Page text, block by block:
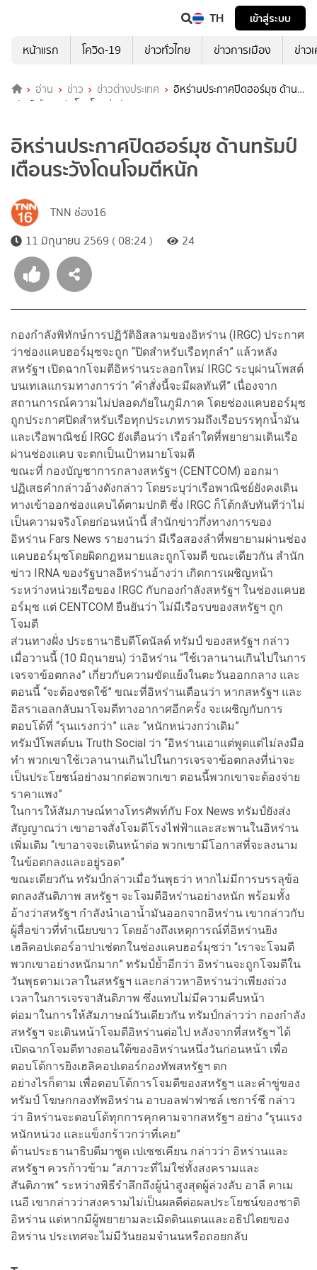
TH
เข้าสู่ระบบ
หน้าแรก
โควิด-19 ข่าวทั่วไทย ข่าวการเมือง ข่าว
อ่าน ข่าว ข่าวต่างประเทศ
อิหร่านประกาศปิดฮอร์มุซ ด้าน
ทรัมป์เตือนระวังโดนโจมตีหนัก
อิหร่านประกาศปิดฮอร์มุซ ด้านทรัมป์
เตือนระวังโดนโจมตีหนัก
TNN ช่อง16
11 มิถุนายน 2569 ( 08:24 )
24
กองกำลังพิทักษ์การปฏิวัติอิสลามของอิหร่าน (IRGC) ประกาศ
ว่าช่องแคบฮอร์มุซจะถูก “ปิดสำหรับเรือทุกลำ” แล้วหลัง
สหรัฐฯ เปิดฉากโจมตีอิหร่านระลอกใหม่ IRGC ระบุผ่านโพสต์
บนเทเลแกรมทางการว่า “คำสั่งนี้จะมีผลทันที” เนื่องจาก
สถานการณ์ความไม่ปลอดภัยในภูมิภาค โดยช่องแคบฮอร์มุซ
ถูกประกาศปิดสำหรับเรือทุกประเภทรวมถึงเรือบรรทุกน้ำมัน
และเรือพาณิชย์ IRGC ยังเตือนว่า เรือลำใดที่พยายามเดินเรือ
ผ่านช่องแคบ จะตกเป็นเป้าหมายโจมตี
ขณะที่ กองบัญชาการกลางสหรัฐฯ (CENTCOM) ออกมา
ปฏิเสธคำกล่าวอ้างดังกล่าว โดยระบุว่าเรือพาณิชย์ยังคงเดิน
ทางเข้าออกช่องแคบได้ตามปกติ ซึ่ง IRGC ก็โต้กลับทันทีว่าไม่
เป็นความจริงโดยก่อนหน้านี้ สำนักข่าวกึ่งทางการของ
อิหร่าน Fars News รายงานว่า มีเรือสองลำที่พยายามผ่านช่อง
แคบฮอร์มุซโดยผิดกฎหมายและถูกโจมตี ขณะเดียวกัน สำนัก
ข่าว IRNA ของรัฐบาลอิหร่านอ้างว่า เกิดการเผชิญหน้า
ระหว่างหน่วยเรือของ IRGC กับกองกำลังสหรัฐฯ ในช่องแคบฮ
อร์มุซ แต่ CENTCOM ยืนยันว่า ไม่มีเรือรบของสหรัฐฯ ถูก
โจมตี
ส่วนทางฝั่ง ประธานาธิบดีโดนัลด์ ทรัมป์ ของสหรัฐฯ กล่าว
เมื่อวานนี้ (10 มิถุนายน) ว่าอิหร่าน “ใช้เวลานานเกินไปในการ
เจรจาข้อตกลง” เกี่ยวกับความขัดแย้งในตะวันออกกลาง และ
ตอนนี้ “จะต้องชดใช้” ขณะที่อิหร่านเตือนว่า หากสหรัฐฯ และ
อิสราเอลกลับมาโจมตีทางอากาศอีกครั้ง จะเผชิญกับการ
ตอบโต้ที่ “รุนแรงกว่า” และ “หนักหน่วงกว่าเดิม”
ทรัมป์โพสต์บน Truth Social ว่า “อิหร่านเอาแต่พูดแต่ไม่ลงมือ
ทำ พวกเขาใช้เวลานานเกินไปในการเจรจาข้อตกลงที่น่าจะ
เป็นประโยชน์อย่างมากต่อพวกเขา ตอนนี้พวกเขาจะต้องจ่าย
ราคาแพง”
ในการให้สัมภาษณ์ทางโทรศัพท์กับ Fox News ทรัมป์ยังส่ง
สัญญาณว่า เขาอาจสั่งโจมตีโรงไฟฟ้าและสะพานในอิหร่าน
เพิ่มเติม “เขาอาจจะเดินหน้าต่อ พวกเขามีโอกาสที่จะลงนาม
ในข้อตกลงและอยู่รอด”
ขณะเดียวกัน ทรัมป์กล่าวเมื่อวันพุธว่า หากไม่มีการบรรลุข้อ
ตกลงสันติภาพ สหรัฐฯ จะโจมตีอิหร่านอย่างหนัก พร้อมทั้ง
อ้างว่าสหรัฐฯ กำลังนำเอาน้ำมันออกจากอิหร่าน เขากล่าวกับ
ผู้สื่อข่าวที่ทำเนียบขาว โดยอ้างถึงเหตุการณ์ที่อิหร่านยิง
เฮลิคอปเตอร์อาปาเช่ตกในช่องแคบฮอร์มุซว่า “เราจะโจมตี
พวกเขาอย่างหนักมาก” ทรัมป์ย้ำอีกว่า อิหร่านจะถูกโจมตีใน
วันพุธตามเวลาในสหรัฐฯ และกล่าวหาอิหร่านว่าเพียงถ่วง
เวลาในการเจรจาสันติภาพ ซึ่งแทบไม่มีความคืบหน้า
ต่อมาในการให้สัมภาษณ์วันเดียวกัน ทรัมป์กล่าวว่า กองกำลัง
สหรัฐฯ จะเดินหน้าโจมตีอิหร่านต่อไป หลังจากที่สหรัฐฯ ได้
เปิดฉากโจมตีทางตอนใต้ของอิหร่านหนึ่งวันก่อนหน้า เพื่อ
ตอบโต้การยิงเฮลิคอปเตอร์กองทัพสหรัฐฯ ตก
อย่างไรก็ตาม เพื่อตอบโต้การโจมตีของสหรัฐฯ และคำขู่ของ
ทรัมป์ โฆษกกองทัพอิหร่าน อาบอลฟาฟาซล์ เชการ์ชี กล่าว
ว่า อิหร่านจะตอบโต้ทุกการคุกคามจากสหรัฐฯ อย่าง “รุนแรง
หนักหน่วง และแข็งกร้าวกว่าที่เคย”
ด้านประธานาธิบดีมาซูด เปเซชเคียน กล่าวว่า อิหร่านและ
สหรัฐฯ ควรก้าวข้าม “สภาวะที่ไม่ใช่ทั้งสงครามและ
สันติภาพ” ระหว่างพิธีรำลึกถึงผู้นำสูงสุดผู้ล่วงลับ อาลี คาเม
เนอี เขากล่าวว่าสงครามไม่เป็นผลดีต่อผลประโยชน์ของชาติ
อิหร่าน แต่หากมีผู้พยายามละเมิดดินแดนและอธิปไตยของ
อิหร่าน ประเทศจะไม่มีวันยอมจำนนหรือถอยกลับ